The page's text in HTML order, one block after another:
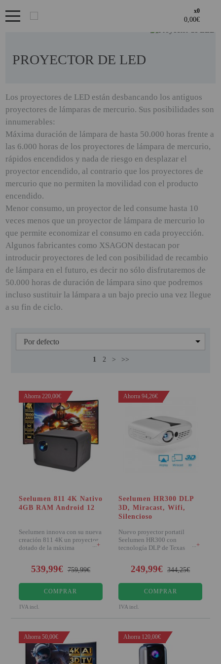
PRODUCTOS DESTACADOS
LOS + VENDIDOS
GAMING Y RETRO
GENERADORES PORTÁTILES
NOVEDADES
NUESTRAS MARCAS
PANDORA BOX
PANTALLAS DE
PROYECCION ALR
PINBALL VIRTUAL
PIZARRAS INTERACTIVAS
PROYECTOR 3D
PROYECTOR FULLHD Y HD
PROYECTOR CON TDT
PROYECTOR PARA CINE EN
CASA
PROYECTOR PARA
EDUCACION
PROYECTOR PARA EL
MUNDIAL 2026
PROYECTORES 2K O 4K
NATIVOS
REACONDICIONADOS
SUPER OFERTAS
¿QUÉ MODELO NECESITO?
OFERTAS DESTACADAS
TIPOS DE PROYECTOR
PROYECCIÓN
PRODUCTOS
RECOMENDADOS
YA SOY CLIENTE
Recordarme ¿Olvidates la contraseña?recordar aquí
ENTRAR
Regístrate en un momento
Creando una cuenta en proyectorbarato.com podrás realizar tus
pedidos cómodamente, consultar el estado de tus pedidos y
operaciones realizadas con anterioridad.
Si tienes cualquier duda durante el proceso de registro puede
contactarnos al 951102122, estaremos encantados de atenderte.
REGISTRO CLIENTE
Acceder al
ÁREA DE CLIENTES
· Regístrate y aprovecha los descuentos y ventajas de ser
Profesional del sector.
· Unete a nuestra familia de profesionales, y aprovecha nuestras
tarifas.
REGISTRO PROFESIONAL
x0
PROYECTOR DE LED
Los proyectores de LED están desbancando los antiguos
proyectores de lámparas de mercurio. Sus posibilidades son
innumerables:
Máxima duración de lámpara de hasta 50.000 horas frente a
las 6.000 horas de los proyectores de lámpara de mercurio,
rápidos encendidos y nada de riesgo en desplazar el
proyector encendido, al contrario que los proyectores de
mercurio que no permiten la movilidad con el producto
encendido.
Menor consumo, un proyector de led consume hasta 10
veces menos que un proyector de lámpara de mercurio lo
que permite economizar el consumo en cada proyección.
Algunos fabricantes como XSAGON destacan por
introducir proyectores de led con posibilidad de recambio
de lámpara en el futuro, es decir no sólo disfrutaremos de
50.000 horas de duración de lámpara sino que podremos
incluso sustituir la lámpara a un bajo precio una vez llegue
a su fin de ciclo.
1 2 > >>
Ahorra 220,00€
Seelumen 811 4K Nativo
4GB RAM Android 12
Seelumen innova con su nueva
creación 811 4K un proyector
dotado de la máxima
+
539,99€ 759,99€
COMPRAR
IVA incl.
Ahorra 94,26€
Seelumen HR300 DLP
3D, Miracast, Wifi,
Silencioso
Nuevo proyector portatil
Seelumen HR300 con
tecnología DLP de Texas
+
249,99€ 344,25€
COMPRAR
IVA incl.
Ahorra 50,00€ Ahorra 120,00€